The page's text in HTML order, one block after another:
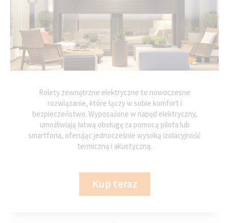
Rolety zewnętrzne elektryczne to nowoczesne
rozwiązanie, które łączy w sobie komfort i
bezpieczeństwo. Wyposażone w napęd elektryczny,
umożliwiają łatwą obsługę za pomocą pilota lub
smartfona, oferując jednocześnie wysoką izolacyjność
termiczną i akustyczną.
Kup teraz